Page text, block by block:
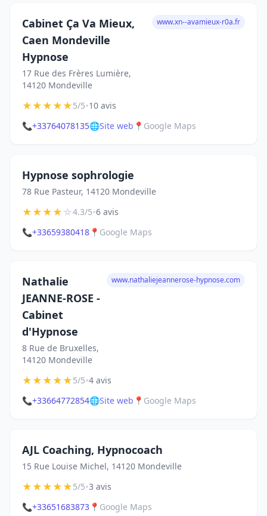
Cabinet Ça Va Mieux,
Caen Mondeville
Hypnose
17 Rue des Frères Lumière,
14120 Mondeville
www.xn--avamieux-r0a.fr
★★★★★5/5•10 avis
📞+33764078135🌐Site web 📍 Google Maps
Hypnose sophrologie
78 Rue Pasteur, 14120 Mondeville
★★★★☆4.3/5•6 avis
📞+33659380418 📍 Google Maps
Nathalie
JEANNE-ROSE -
Cabinet
d'Hypnose
8 Rue de Bruxelles,
14120 Mondeville
www.nathaliejeannerose-hypnose.com
★★★★★5/5•4 avis
📞+33664772854🌐Site web 📍 Google Maps
AJL Coaching, Hypnocoach
15 Rue Louise Michel, 14120 Mondeville
★★★★★5/5•3 avis
📞+33651683873 📍 Google Maps